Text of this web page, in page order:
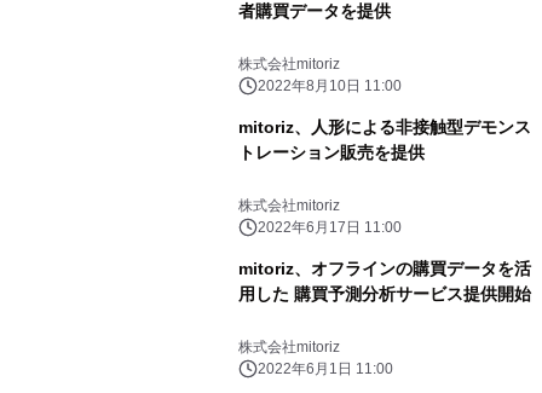
者購買データを提供
株式会社mitoriz
2022年8月10日 11:00
mitoriz、人形による非接触型デモンス
トレーション販売を提供
株式会社mitoriz
2022年6月17日 11:00
mitoriz、オフラインの購買データを活
用した 購買予測分析サービス提供開始
株式会社mitoriz
2022年6月1日 11:00